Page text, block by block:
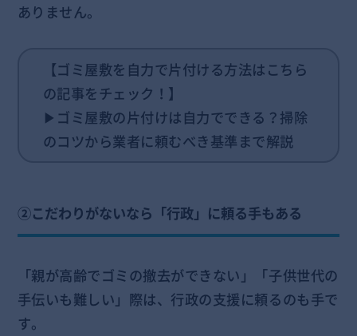
ありません。
【ゴミ屋敷を自力で片付ける方法はこちら
の記事をチェック！】
▶ ゴミ屋敷の片付けは自力でできる？掃除
のコツから業者に頼むべき基準まで解説
②こだわりがないなら「行政」に頼る手もある
「親が高齢でゴミの撤去ができない」「子供世代の
手伝いも難しい」際は、行政の支援に頼るのも手で
す。